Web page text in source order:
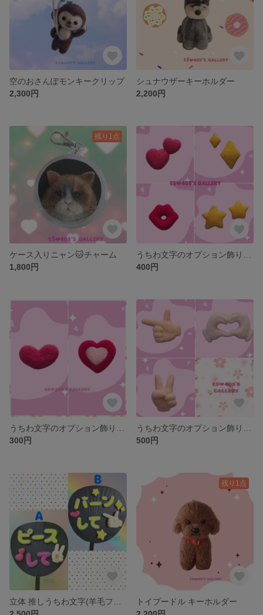
空のおさんぽモンキークリップ
2,300円
シュナウザーキーホルダー
2,200円
残り1点
ケース入りニャン🐱チャーム
1,800円
400円
300円
500円
残り1点
トイプードル キーホルダー